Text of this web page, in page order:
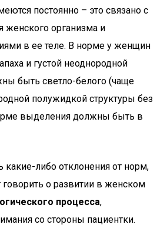
постоянно – это связано с
женского организма и
в ее теле. В норме у женщин
и густой неоднородной
быть светло-белого (чаще
полужидкой структуры без
выделения должны быть в
какие-либо отклонения от норм,
о развитии в женском
процесса,
со стороны пациентки.